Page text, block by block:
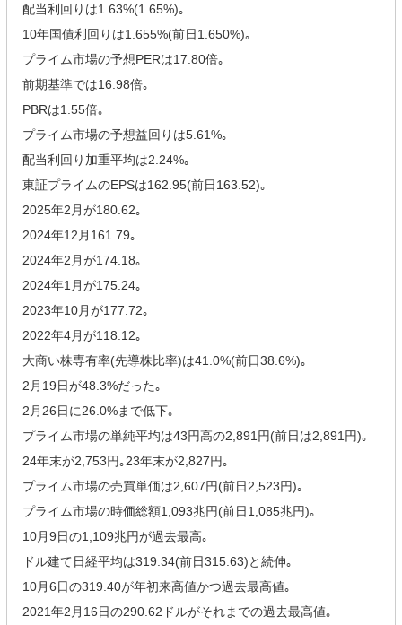
配当利回りは1.63%(1.65%)｡
10年国債利回りは1.655%(前日1.650%)｡
プライム市場の予想PERは17.80倍｡
前期基準では16.98倍｡
PBRは1.55倍｡
プライム市場の予想益回りは5.61%｡
配当利回り加重平均は2.24%｡
東証プライムのEPSは162.95(前日163.52)｡
2025年2月が180.62｡
2024年12月161.79｡
2024年2月が174.18｡
2024年1月が175.24｡
2023年10月が177.72｡
2022年4月が118.12｡
大商い株専有率(先導株比率)は41.0%(前日38.6%)｡
2月19日が48.3%だった｡
2月26日に26.0%まで低下｡
プライム市場の単純平均は43円高の2,891円(前日は2,891円)｡
24年末が2,753円｡23年末が2,827円｡
プライム市場の売買単価は2,607円(前日2,523円)｡
プライム市場の時価総額1,093兆円(前日1,085兆円)｡
10月9日の1,109兆円が過去最高｡
ドル建て日経平均は319.34(前日315.63)と続伸｡
10月6日の319.40が年初来高値かつ過去最高値｡
2021年2月16日の290.62ドルがそれまでの過去最高値｡